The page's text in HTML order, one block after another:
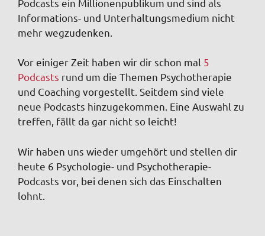
Informations- und Unterhaltungsmedium nicht
mehr wegzudenken.
Vor einiger Zeit haben wir dir schon mal 5
Podcasts rund um die Themen Psychotherapie
und Coaching vorgestellt. Seitdem sind viele
neue Podcasts hinzugekommen. Eine Auswahl zu
treffen, fällt da gar nicht so leicht!
Wir haben uns wieder umgehört und stellen dir
heute 6 Psychologie- und Psychotherapie-
Podcasts vor, bei denen sich das Einschalten
lohnt.